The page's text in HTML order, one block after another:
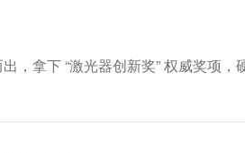
，拿下 “激光器创新奖” 权威奖项